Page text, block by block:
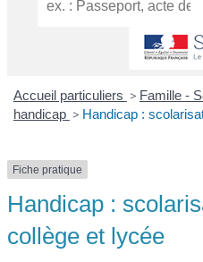
Accueil particuliers > Famille -
handicap > Handicap :
Fiche pratique
Handicap :
collège et lycée